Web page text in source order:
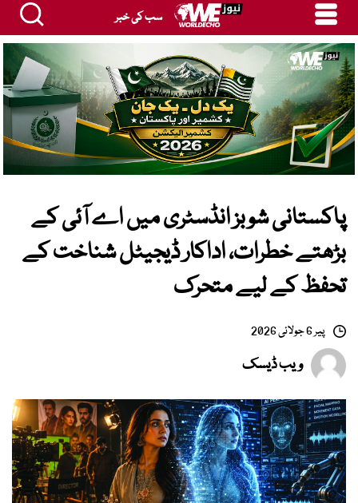
سب کی خبر
پاکستانی شوبز انڈسٹری میں اے آئی کے
بڑھتے خطرات، اداکار ڈیجیٹل شناخت کے
تحفظ کے لیے متحرک
پیر 6 جولائی 2026
ویب ڈیسک